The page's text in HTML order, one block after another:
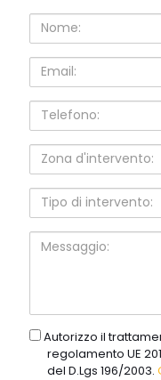
Nome:
Email:
Telefono:
Zona
d'intervento:
Tipo
intervento:
Messaggio:
gdprAutorizzo il
regolamento UE
del D.Lgs 196/2003.